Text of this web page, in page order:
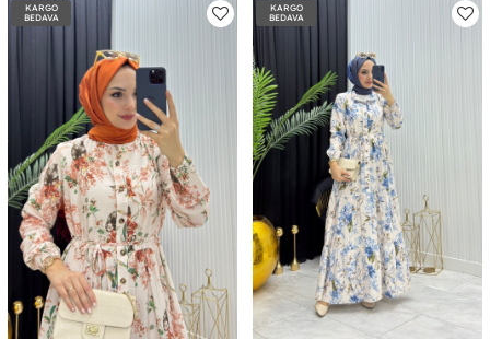
KARGO
BEDAVA
KARGO
BEDAVA